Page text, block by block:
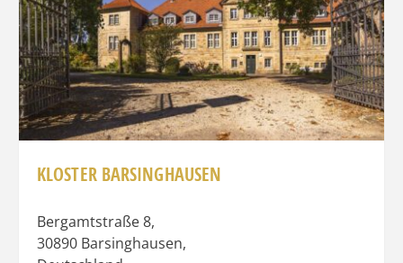
KLOSTER BARSINGHAUSEN
Bergamtstraße 8,
30890 Barsinghausen,